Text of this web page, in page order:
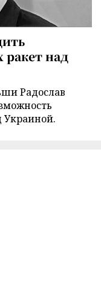
ракет над
Радослав
Украиной.